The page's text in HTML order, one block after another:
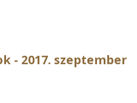
- 2017. szeptember